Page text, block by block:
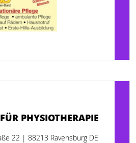
PHYSIOTHERAPIE
22 | 88213 Ravensburg DE